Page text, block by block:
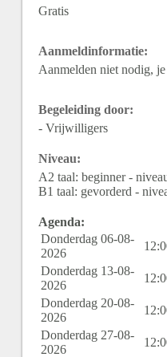
Gratis
Aanmeldinformatie:
Aanmelden niet nodig,
Begeleiding door:
- Vrijwilligers
Niveau:
A2 taal: beginner -
B1 taal: gevorderd -
Agenda:
Donderdag 06-08-
2026
Donderdag 13-08-
2026
Donderdag 20-08-
2026
Donderdag 27-08-
2026